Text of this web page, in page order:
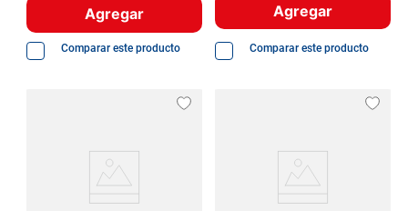
Agregar
Comparar este producto
Agregar
Comparar este producto